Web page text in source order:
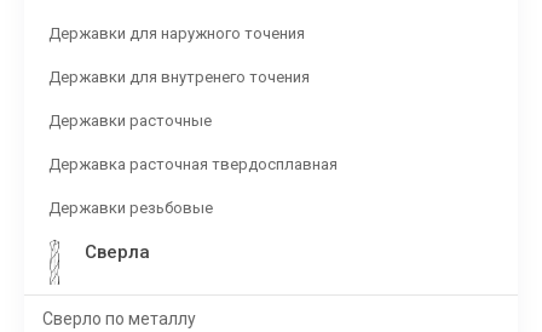
Державки для наружного точения
Державки для внутренего точения
Державки расточные
Державка расточная твердосплавная
Державки резьбовые
Сверла
Сверло по металлу